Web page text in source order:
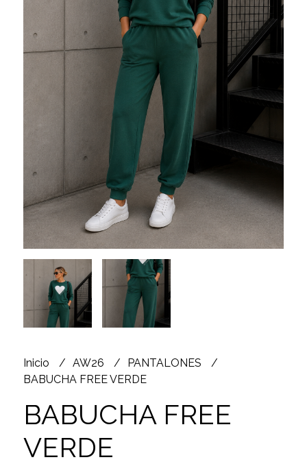
Inicio AW26
PANTALONES
BABUCHA FREE VERDE
BABUCHA FREE
VERDE